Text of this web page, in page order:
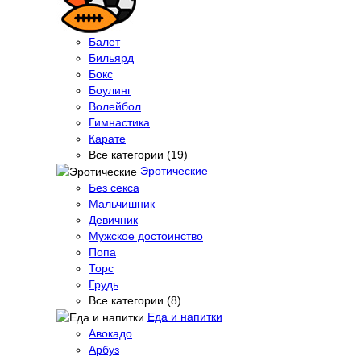
Балет
Бильярд
Бокс
Боулинг
Волейбол
Гимнастика
Карате
Все категории (19)
Эротические
Без секса
Мальчишник
Девичник
Мужское достоинство
Попа
Торс
Грудь
Все категории (8)
Еда и напитки
Авокадо
Арбуз